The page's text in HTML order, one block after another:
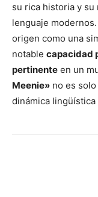
su rica historia y
lenguaje
origen como una
notable capacidad
pertinente en un
Meenie» no es
dinámica